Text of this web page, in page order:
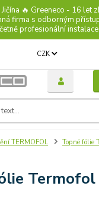
🔥 Greeneco - 16 let
firma s odborným
profesionální
CZK
TERMOFOL Topné fólie